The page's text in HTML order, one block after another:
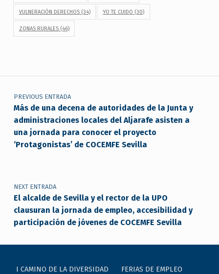
VULNERACIÓN DERECHOS(34) YO TE CUIDO (30)
ZONAS RURALES(46)
Navegación de entradas
PREVIOUS ENTRADA
Más de una decena de autoridades de la Junta y
administraciones locales del Aljarafe asisten a
una jornada para conocer el proyecto
‘Protagonistas’ de COCEMFE Sevilla
NEXT ENTRADA
El alcalde de Sevilla y el rector de la UPO
clausuran la jornada de empleo, accesibilidad y
participación de jóvenes de COCEMFE Sevilla
I CAMINO DE LA DIVERSIDAD FERIAS DE EMPLEO